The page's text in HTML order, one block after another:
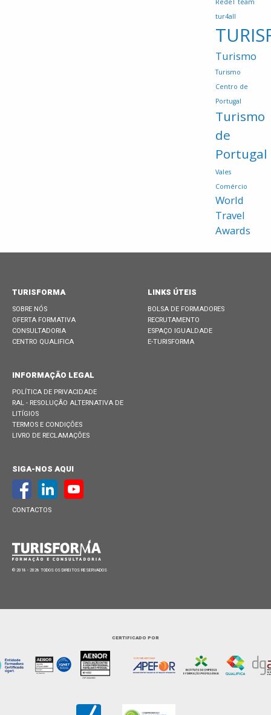
RedeT
team
tur4all
Turismo
Turismo
Centro de
Portugal
Turismo
de
Portugal
Vales
Comércio
World
Travel
Awards
TURISFORMA
SOBRE NÓS
OFERTA FORMATIVA
CONSULTADORIA
CENTRO QUALIFICA
LINKS ÚTEIS
BOLSA DE FORMADORES
RECRUTAMENTO
ESPAÇO IGUALDADE
E-TURISFORMA
INFORMAÇÃO LEGAL
POLÍTICA DE PRIVACIDADE
RAL - RESOLUÇÃO ALTERNATIVA DE
LITÍGIOS
TERMOS E CONDIÇÕES
LIVRO DE RECLAMAÇÕES
SIGA-NOS AQUI
CONTACTOS
© 2018 - 2026 TODOS OS DIREITOS RESERVADOS
CERTIFICADO POR